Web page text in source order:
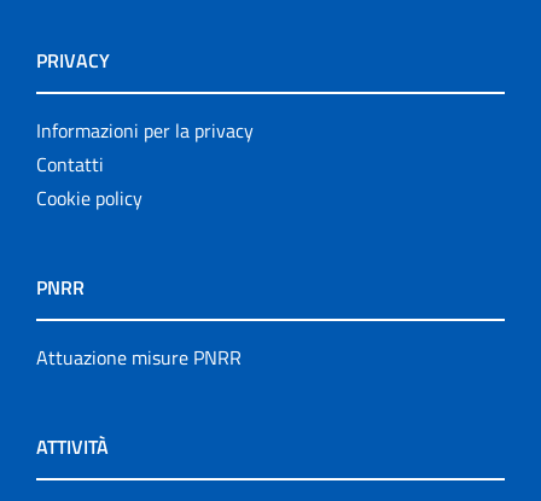
PRIVACY
Informazioni per la privacy
Contatti
Cookie policy
PNRR
Attuazione misure PNRR
ATTIVITÀ